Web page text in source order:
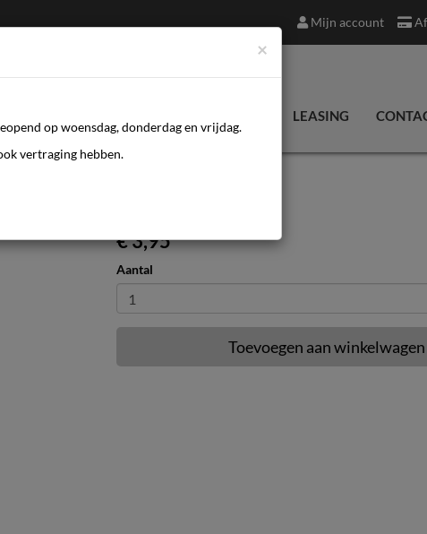
Mijn account
LEASING
€ 3,95
Aantal
Toevoegen aan winkelwagen
×
op woensdag, donderdag en vrijdag.
vertraging hebben.